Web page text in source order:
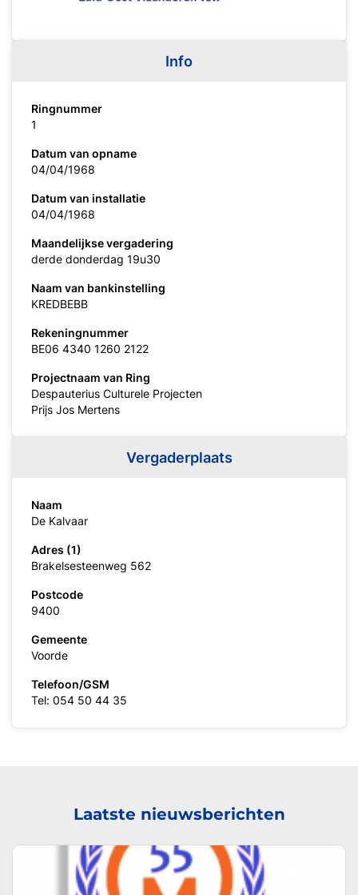
Info
Ringnummer
1
Datum van opname
04/04/1968
Datum van installatie
04/04/1968
Maandelijkse vergadering
derde donderdag 19u30
Naam van bankinstelling
KREDBEBB
Rekeningnummer
BE06 4340 1260 2122
Projectnaam van Ring
Despauterius Culturele Projecten
Prijs Jos Mertens
Vergaderplaats
Naam
De Kalvaar
Adres (1)
Brakelsesteenweg 562
Postcode
9400
Gemeente
Voorde
Telefoon/GSM
Tel: 054 50 44 35
Laatste nieuwsberichten